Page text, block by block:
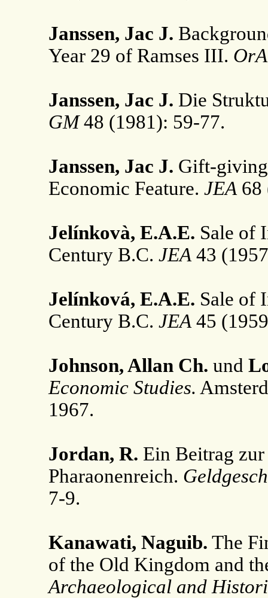
Janssen, Jac J.
Year 29 of Ramses III.
Janssen, Jac J. Die
GM48 (1981): 59-77.
Janssen, Jac J. Gift-
Economic Feature. JEA 68
Jelínkovà, E.A.E. Sale of
Century B.C. JEA 43
Jelínková, E.A.E. Sale of
Century B.C. JEA 45
Johnson, Allan Ch. und
Economic Studies.
1967.
Jordan, R. Ein Beitrag
Pharaonenreich.
7-9.
Kanawati, Naguib. The
of the Old Kingdom and
Archaeological and